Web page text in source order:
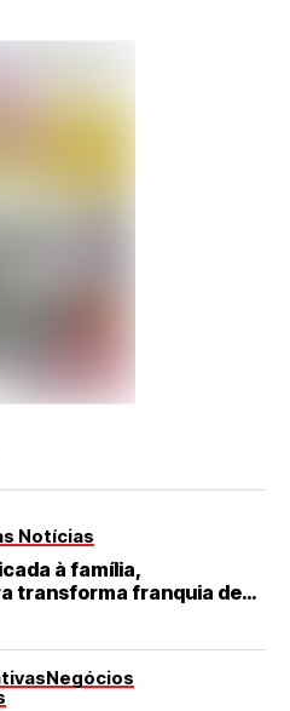
Notícias
à família,
transforma franquia de
de destaque no RN
Negócios